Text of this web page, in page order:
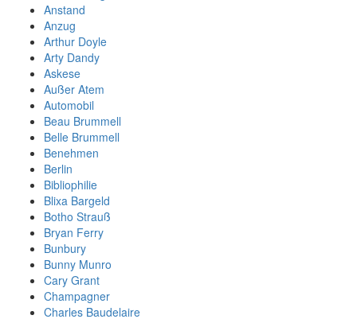
Anstand
Anzug
Arthur Doyle
Arty Dandy
Askese
Außer Atem
Automobil
Beau Brummell
Belle Brummell
Benehmen
Berlin
Bibliophilie
Blixa Bargeld
Botho Strauß
Bryan Ferry
Bunbury
Bunny Munro
Cary Grant
Champagner
Charles Baudelaire